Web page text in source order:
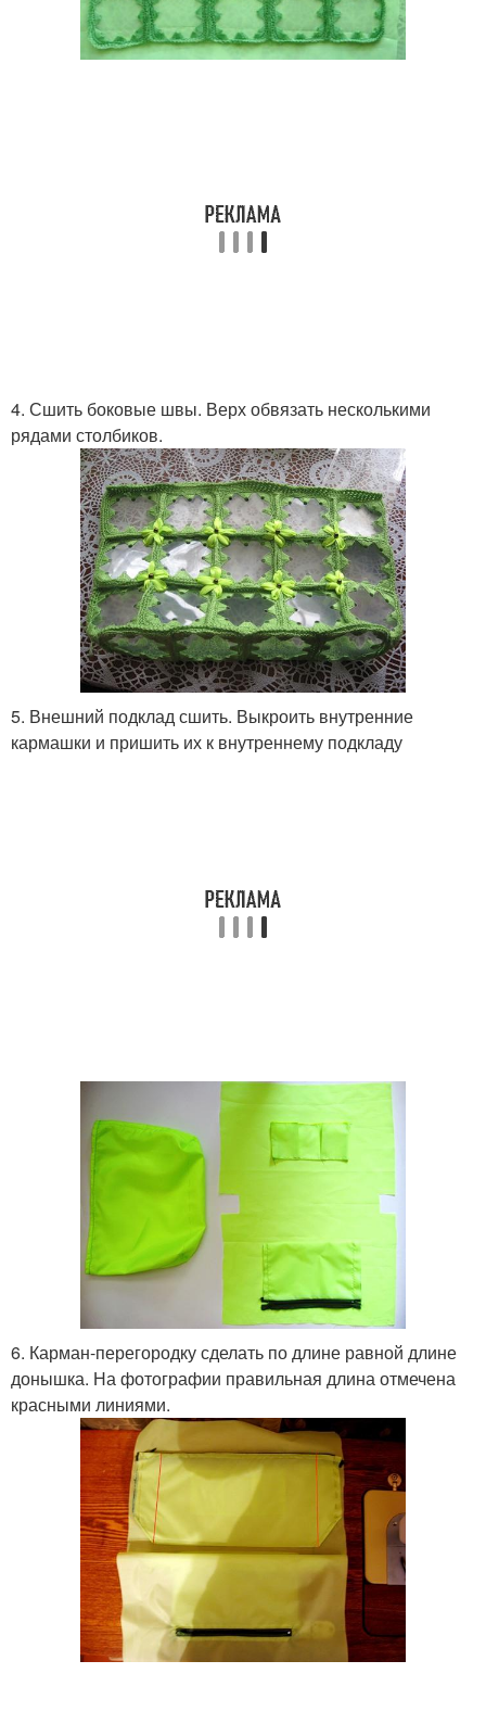
4. Сшить боковые швы. Верх обвязать несколькими
рядами столбиков.
5. Внешний подклад сшить. Выкроить внутренние
кармашки и пришить их к внутреннему подкладу
6. Карман-перегородку сделать по длине равной длине
донышка. На фотографии правильная длина отмечена
красными линиями.